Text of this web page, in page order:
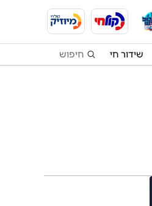
שידור חי